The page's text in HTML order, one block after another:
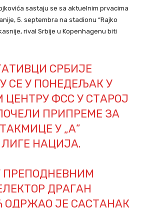
sastaju se sa aktuelnim prvacima
5. septembra na stadionu “Rajko
rival Srbije u Kopenhagenu biti
СРБИЈЕ
СЕ У ПОНЕДЕЉАК У
ЦЕНТРУ ФСС У СТАРОЈ
ПРИПРЕМЕ ЗА
У „А”
НАЦИЈА.
ПРЕПОДНЕВНИМ
ДРАГАН
ОДРЖАО ЈЕ САСТАНАК